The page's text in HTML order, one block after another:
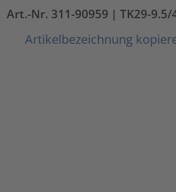
Art.-Nr. 311-90959 | TK29-9.5/
Artikelbezeichnung